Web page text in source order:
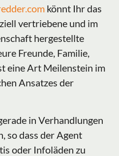
könnt Ihr das
vertriebene und im
hergestellte
Freunde, Familie,
eine Art Meilenstein im
Ansatzes der
in Verhandlungen
so dass der Agent
oder Infoläden zu